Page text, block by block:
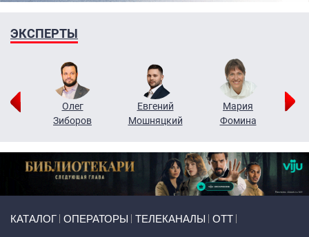
ЭКСПЕРТЫ
Олег
Зиборов
Евгений
Мошняцкий
Мария
Фомина
КАТАЛОГ ОПЕРАТОРЫ ТЕЛЕКАНАЛЫ ОТТ